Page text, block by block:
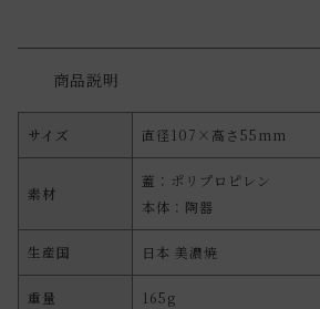
商品説明
サイズ 直径107×高さ55mm
素材
蓋：ポリプロピレン
本体：陶器
生産国 日本 美濃焼
重量 165g